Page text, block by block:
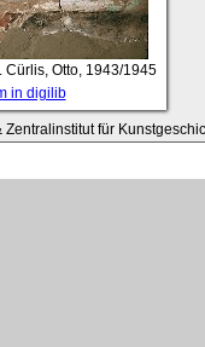
Cürlis, Otto, 1943/1945
in digilib
für